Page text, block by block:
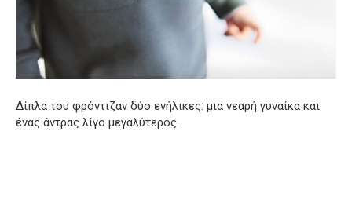
Δίπλα του φρόντιζαν δύο ενήλικες: μια νεαρή γυναίκα και
ένας άντρας λίγο μεγαλύτερος.